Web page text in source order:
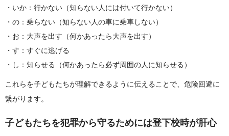
いか：行かない（知らない人には付いて行かない）
の：乗らない（知らない人の車に乗車しない）
お：大声を出す（何かあったら大声を出す）
す：すぐに逃げる
し：知らせる（何かあったら必ず周囲の人に知らせる）
これらを子どもたちが理解できるように伝えることで、危険回避に
繋がります。
子どもたちを犯罪から守るためには登下校時が肝心